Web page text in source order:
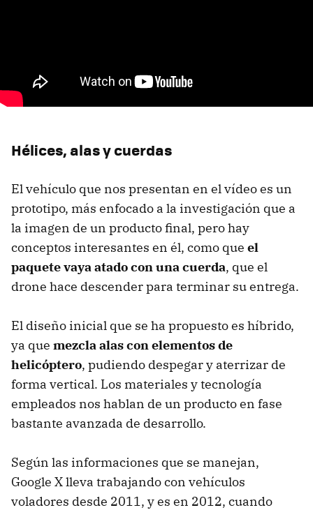
Hélices, alas y cuerdas
El vehículo que nos presentan en el vídeo es un
prototipo, más enfocado a la investigación que a
la imagen de un producto final, pero hay
conceptos interesantes en él, como que el
paquete vaya atado con una cuerda, que el
drone hace descender para terminar su entrega.
El diseño inicial que se ha propuesto es híbrido,
ya que mezcla alas con elementos de
helicóptero, pudiendo despegar y aterrizar de
forma vertical. Los materiales y tecnología
empleados nos hablan de un producto en fase
bastante avanzada de desarrollo.
Según las informaciones que se manejan,
Google X lleva trabajando con vehículos
voladores desde 2011, y es en 2012, cuando